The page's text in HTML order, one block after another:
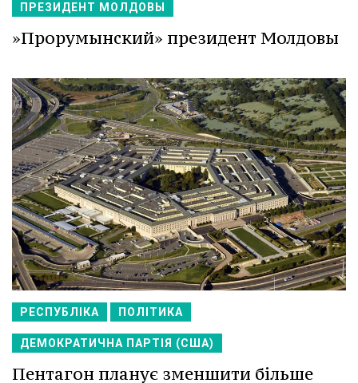
ПРЕЗИДЕНТ МОЛДОВЫ
»Прорумынский» президент Молдовы
РЕСПУБЛІКА ПОЛІТИКА
ДЕМОКРАТИЧНА ПАРТІЯ (США)
Пентагон планує зменшити більше